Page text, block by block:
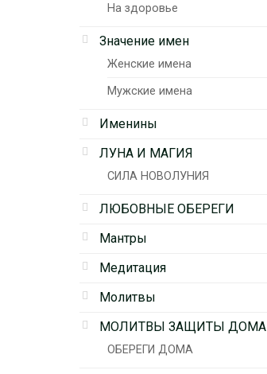
На здоровье
Значение имен
Женские имена
Мужские имена
Именины
ЛУНА И МАГИЯ
СИЛА НОВОЛУНИЯ
ЛЮБОВНЫЕ ОБЕРЕГИ
Мантры
Медитация
Молитвы
МОЛИТВЫ ЗАЩИТЫ ДОМА
ОБЕРЕГИ ДОМА